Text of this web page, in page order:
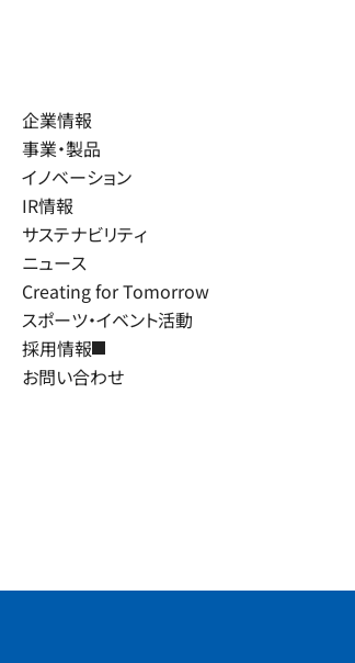
企業情報
事業・製品
イノベーション
IR情報
サステナビリティ
ニュース
Creating for Tomorrow
スポーツ・イベント活動
採用情報
お問い合わせ